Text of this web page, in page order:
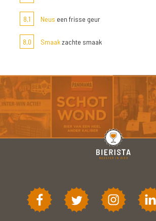
8,1 Neus een frisse geur
8,0 Smaakzachte smaak